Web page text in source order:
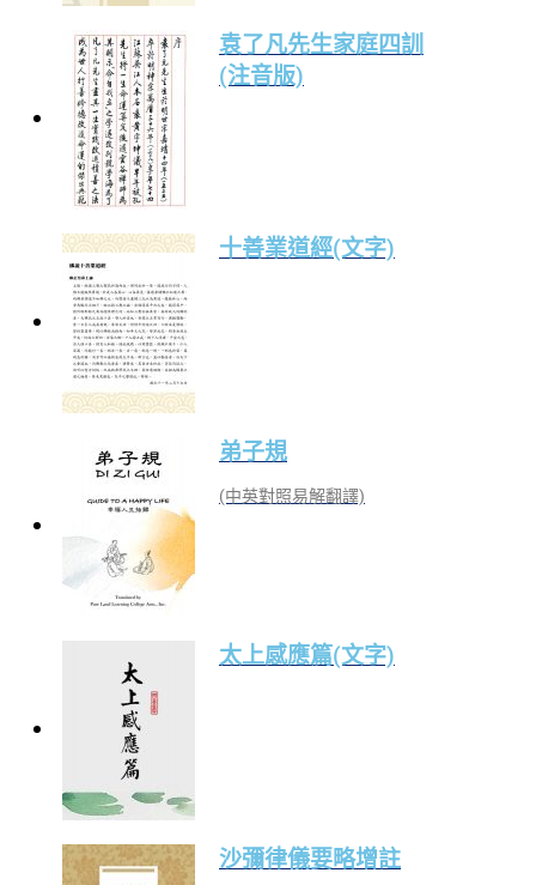
袁了凡先生家庭四訓
(注音版)
十善業道經(文字)
弟子規
(中英對照易解翻譯)
太上感應篇(文字)
沙彌律儀要略增註